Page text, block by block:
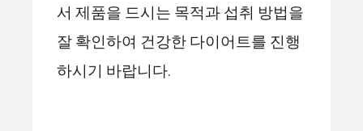
서 제품을 드시는 목적과 섭취 방법을
잘 확인하여 건강한 다이어트를 진행
하시기 바랍니다.